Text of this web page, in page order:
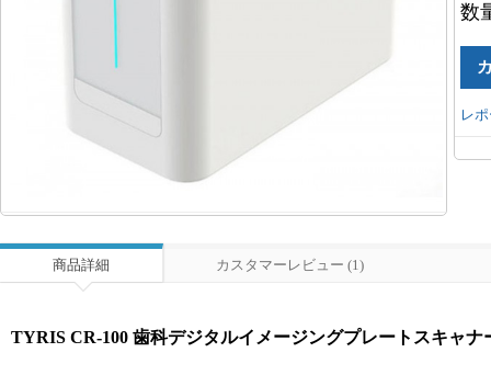
数
レ
商品詳細 カスタマーレビュー (1)
TYRIS CR-100 歯科デジタルイメージングプレートスキャナ